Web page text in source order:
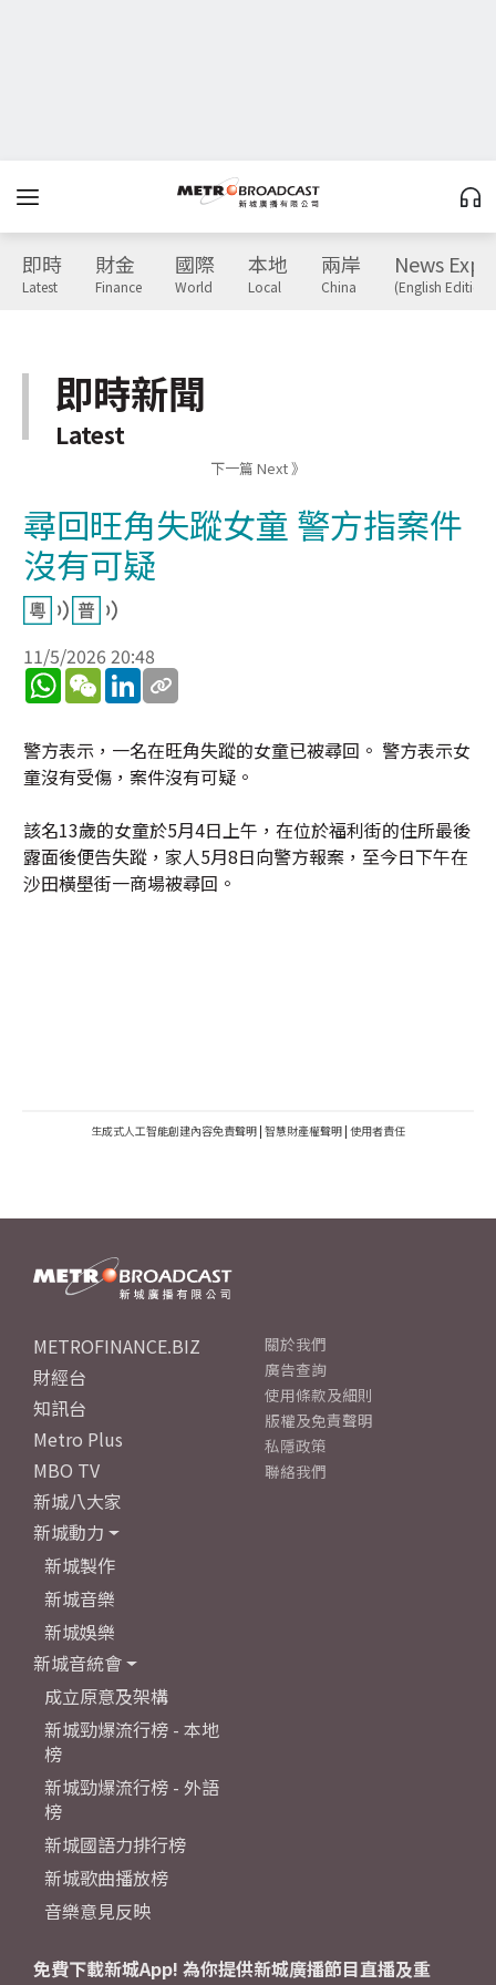
即時
Latest
財金
Finance
國際
World
本地
Local
兩岸
China
News
(English Edition)
即時新聞
Latest
下一篇 Next 》
尋回旺角失蹤女童 警方指案件
沒有可疑
11/5/2026 20:48
WhatsApp
WeChatLinkedIn
警方表示，一名在旺角失蹤的女童已被尋回。 警方表示女
童沒有受傷，案件沒有可疑。
該名13歲的女童於5月4日上午，在位於福利街的住所最後
露面後便告失蹤，家人5月8日向警方報案，至今日下午在
沙田橫壆街一商場被尋回。
生成式人工智能創建內容免責聲明 | 智慧財產權聲明 | 使用者責任
METROFINANCE.BIZ
財經台
知訊台
Metro Plus
MBO TV
新城八大家
新城動力
新城製作
新城音樂
新城娛樂
新城音統會
成立原意及架構
新城勁爆流行榜 - 本地
榜
新城勁爆流行榜 - 外語
榜
新城國語力排行榜
新城歌曲播放榜
音樂意見反映
關於我們
廣告查詢
使用條款及細則
版權及免責聲明
私隱政策
聯絡我們
免費下載新城App! 為你提供新城廣播節目直播及重